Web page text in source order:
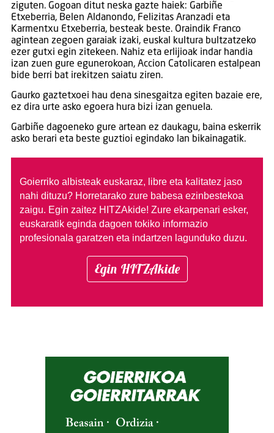
ziguten. Gogoan ditut neska gazte haiek: Garbiñe
Etxeberria, Belen Aldanondo, Felizitas Aranzadi eta
Karmentxu Etxeberria, besteak beste. Oraindik Franco
agintean zegoen garaiak izaki, euskal kultura bultzatzeko
ezer gutxi egin zitekeen. Nahiz eta erlijioak indar handia
izan zuen gure egunerokoan, Accion Catolicaren estalpean
bide berri bat irekitzen saiatu ziren.
Gaurko gaztetxoei hau dena sinesgaitza egiten bazaie ere,
ez dira urte asko egoera hura bizi izan genuela.
Garbiñe dagoeneko gure artean ez daukagu, baina eskerrik
asko berari eta beste guztioi egindako lan bikainagatik.
Goierriko albisteak euskaraz, libre eta kalitatez jaso
nahi dituzu? Horretarako zure babesa ezinbestekoa
zaigu. Egin zaitez HITZAkide! Zure ekarpenari esker,
euskaratik eginda dagoen tokiko informazio
profesionala garatzen eta indartzen lagunduko duzu.
Egin HITZAkide